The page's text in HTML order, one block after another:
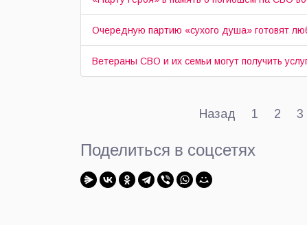
Очередную партию «сухого душа» готовят
Ветераны СВО и их семьи могут получить
Назад 1 2 3
Поделиться в соцсетях